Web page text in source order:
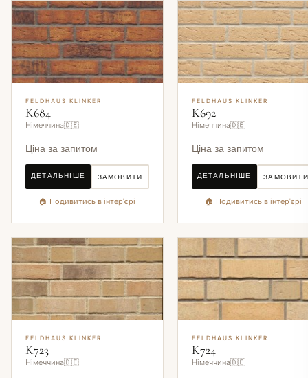
FELDHAUS KLINKER
K684
Німеччина🇩🇪
Ціна за запитом
ДЕТАЛЬНІШЕ ЗАМОВИТИ
🏠 Подивитись в інтер'єрі
FELDHAUS KLINKER
K692
Німеччина🇩🇪
Ціна за запитом
ДЕТАЛЬНІШЕ ЗАМОВИТИ
🏠 Подивитись в інтер'єрі
FELDHAUS KLINKER
K723
Німеччина🇩🇪
FELDHAUS KLINKER
K724
Німеччина🇩🇪